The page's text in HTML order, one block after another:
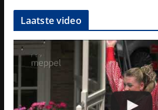
Laatste video